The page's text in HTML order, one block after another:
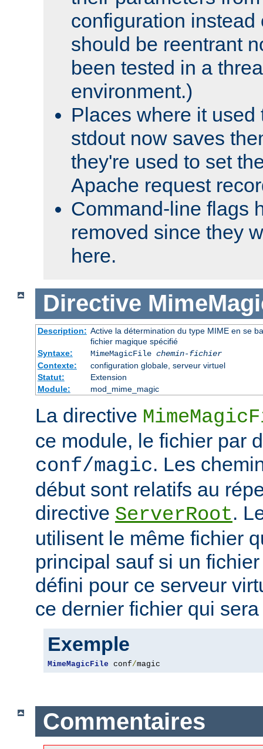
configuration instead
should be reentrant
been tested in a
environment.)
Places where it used
stdout now saves
they're used to set
Apache request
Command-line flags
removed since they
here.
Directive
Description: Active la détermination du type MIME en se
fichier magique spécifié
Syntaxe:
MimeMagicFile chemin-fichier
Contexte:
configuration globale, serveur virtuel
Statut:
Extension
Module:
mod_mime_magic
La directive
ce module, le fichier par
conf/magic. Les
début sont relatifs au
directive ServerRoot.
utilisent le même fichier
principal sauf si un
défini pour ce serveur
ce dernier fichier qui
Exemple
MimeMagicFile conf/magic
Commentaires